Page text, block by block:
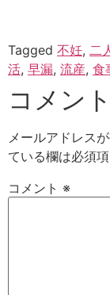
Tagged 不妊, 二
活, 早漏, 流産, 食
コメン
メールアドレス
ている欄は必須
コメント ※